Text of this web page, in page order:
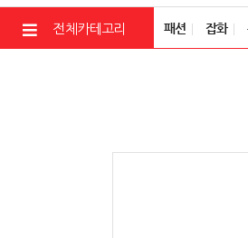
전체카테고리 패션 잡화